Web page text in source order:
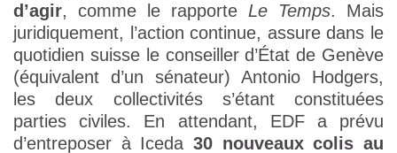
d’agir, comme le rapporte Le Temps. Mais
juridiquement, l’action continue, assure dans le
quotidien suisse le conseiller d’État de Genève
(équivalent d’un sénateur) Antonio Hodgers,
les deux collectivités s’étant constituées
parties civiles. En attendant, EDF a prévu
d’entreposer à Iceda 30 nouveaux colis au